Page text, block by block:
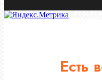
Есть